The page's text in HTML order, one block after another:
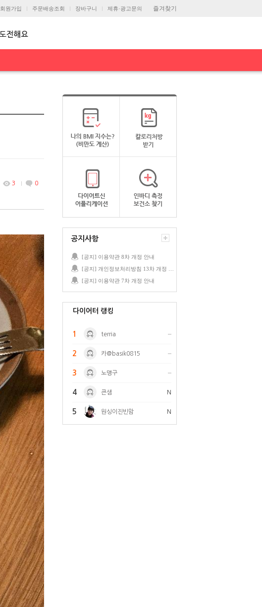
즐겨찾기
회원가입 주문배송조회 장바구니 제휴·광고문의
3 0
공지사항
[공지] 이용약관 8차 개정 안내
[공지] 이용약관 7차 개정 안내
다이어터 랭킹
1 terria
2 카@basik0815
3 노맹구
4 큰샘 N
5 원싱이진빈맘 N